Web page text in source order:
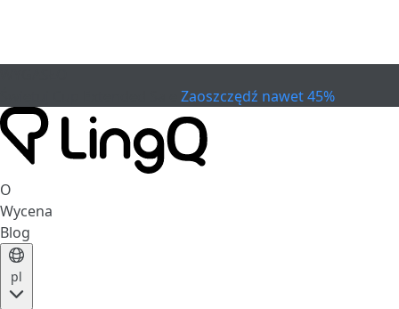
Zaoszczędź nawet 45%
O
Wycena
Blog
pl